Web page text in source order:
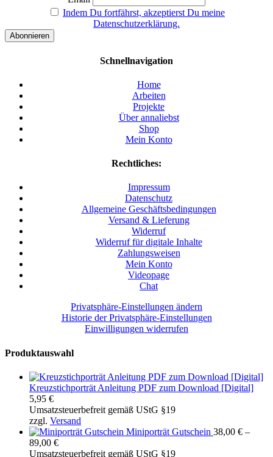
Indem Du fortfährst, akzeptierst Du meine
Datenschutzerklärung.
Schnellnavigation
Home
Arbeiten
Projekte
Über annaliebst
Shop
Mein Konto
Rechtliches:
Impressum
Datenschutz
Allgemeine Geschäftsbedingungen
Versand & Lieferung
Widerruf
Widerruf für digitale Inhalte
Zahlungsweisen
Mein Konto
Videopage
Chat
Privatsphäre-Einstellungen ändern
Historie der Privatsphäre-Einstellungen
Einwilligungen widerrufen
Produktauswahl
Kreuzstichporträt Anleitung PDF zum Download [Digital]
5,95 €
Umsatzsteuerbefreit gemäß UStG §19
zzgl. Versand
Miniporträt Gutschein 38,00 € –
89,00 €Preisspanne:
38,00 €
Umsatzsteuerbefreit gemäß UStG §19